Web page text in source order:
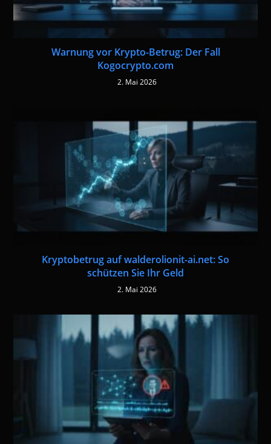
Warnung vor Krypto-Betrug: Der Fall
Kogocrypto.com
2. Mai 2026
Kryptobetrug auf walderolionit-ai.net: So
schützen Sie Ihr Geld
2. Mai 2026